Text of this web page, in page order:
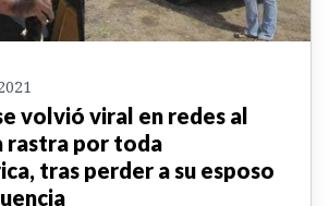
volvió viral en redes al
rastra por toda
tras perder a su esposo